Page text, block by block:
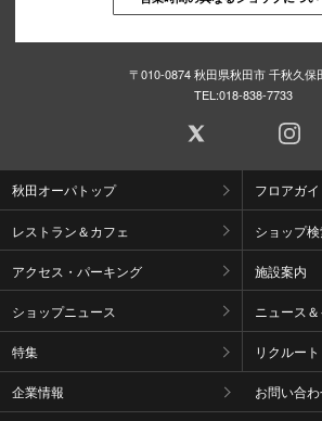
〒010-0874 秋田県秋田市 千秋久保
TEL:018-838-7733
秋田オーパトップ フロアガ
レストラン＆カフェ ショップ
アクセス・パーキング 施設案内
ショップニュース ニュース
特集 リクルート
企業情報 お問い合